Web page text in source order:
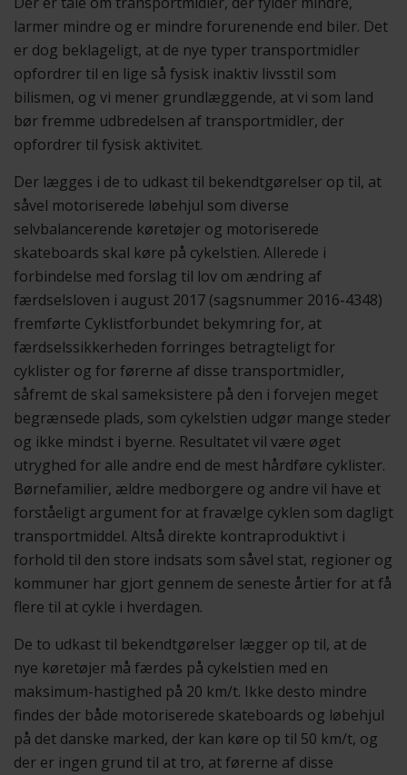
larmer mindre og er mindre forurenende end biler. Det
er dog beklageligt, at de nye typer transportmidler
opfordrer til en lige så fysisk inaktiv livsstil som
bilismen, og vi mener grundlæggende, at vi som land
bør fremme udbredelsen af transportmidler, der
opfordrer til fysisk aktivitet.
Der lægges i de to udkast til bekendtgørelser op til, at
såvel motoriserede løbehjul som diverse
selvbalancerende køretøjer og motoriserede
skateboards skal køre på cykelstien. Allerede i
forbindelse med forslag til lov om ændring af
færdselsloven i august 2017 (sagsnummer 2016-4348)
fremførte Cyklistforbundet bekymring for, at
færdselssikkerheden forringes betragteligt for
cyklister og for førerne af disse transportmidler,
såfremt de skal sameksistere på den i forvejen meget
begrænsede plads, som cykelstien udgør mange steder
og ikke mindst i byerne. Resultatet vil være øget
utryghed for alle andre end de mest hårdføre cyklister.
Børnefamilier, ældre medborgere og andre vil have et
forståeligt argument for at fravælge cyklen som dagligt
transportmiddel. Altså direkte kontraproduktivt i
forhold til den store indsats som såvel stat, regioner og
kommuner har gjort gennem de seneste årtier for at få
flere til at cykle i hverdagen.
De to udkast til bekendtgørelser lægger op til, at de
nye køretøjer må færdes på cykelstien med en
maksimum-hastighed på 20 km/t. Ikke desto mindre
findes der både motoriserede skateboards og løbehjul
på det danske marked, der kan køre op til 50 km/t, og
der er ingen grund til at tro, at førerne af disse